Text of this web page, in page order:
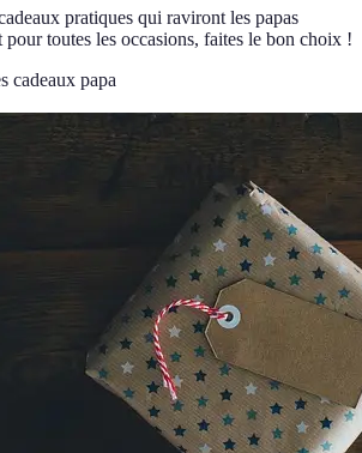
pratiques qui raviront les papas
pour toutes les occasions, faites le bon choix !
cadeaux papa